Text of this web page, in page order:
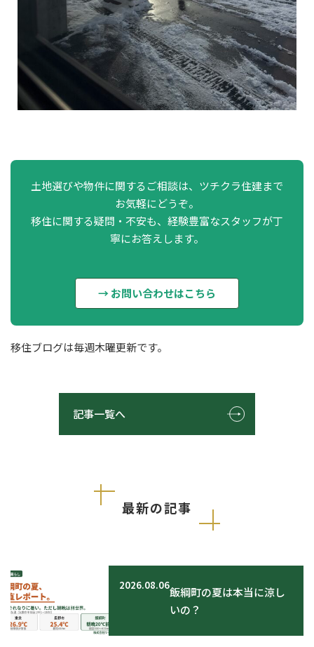
土地選びや物件に関するご相談は、ツチクラ住建まで
お気軽にどうぞ。
移住に関する疑問・不安も、経験豊富なスタッフが丁
寧にお答えします。
→ お問い合わせはこちら
移住ブログは毎週木曜更新です。
記事一覧へ
最新の記事
2026.08.06飯綱町の夏は本当に涼し
いの？